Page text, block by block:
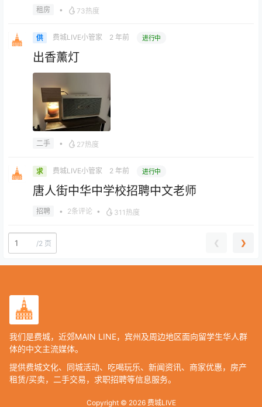
租房 • 73热度
供 费城LIVE小管家 2 年前 进行中
出香薰灯
二手 • 27热度
求 费城LIVE小管家 2 年前 进行中
唐人街中华中学校招聘中文老师
招聘 • 2条评论 • 311热度
/2 页 ❮ ❯
我们是费城，近郊MAIN LINE，宾州及周边地区面向留学生华人群
体的中文主流媒体。
提供费城文化、同城活动、吃喝玩乐、新闻资讯、商家优惠，房产
租赁/买卖，二手交易，求职招聘等信息服务。
Copyright © 2026费城LIVE